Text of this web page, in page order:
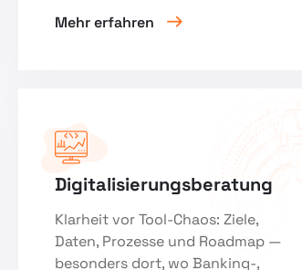
Mehr erfahren
Digitalisierungsberatung
Klarheit vor Tool-Chaos: Ziele,
Daten, Prozesse und Roadmap —
besonders dort, wo Banking-,